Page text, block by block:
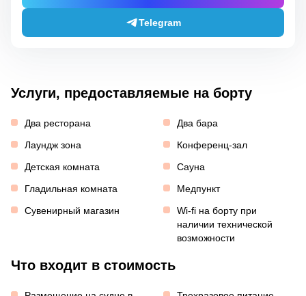
Telegram
Услуги, предоставляемые на борту
Два ресторана
Два бара
Лаундж зона
Конференц-зал
Детская комната
Сауна
Гладильная комната
Медпункт
Сувенирный магазин
Wi-fi на борту при
наличии технической
возможности
Что входит в стоимость